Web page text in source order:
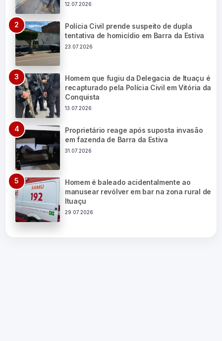
12.07.2026
Polícia Civil prende suspeito de dupla
tentativa de homicídio em Barra da Estiva
23.07.2026
Homem que fugiu da Delegacia de Ituaçu é
recapturado pela Polícia Civil em Vitória da
Conquista
13.07.2026
Proprietário reage após suposta invasão
em fazenda de Barra da Estiva
31.07.2026
Homem é baleado acidentalmente ao
manusear revólver em bar na zona rural de
Ituaçu
29.07.2026